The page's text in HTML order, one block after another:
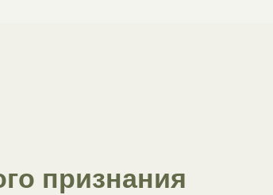
признания